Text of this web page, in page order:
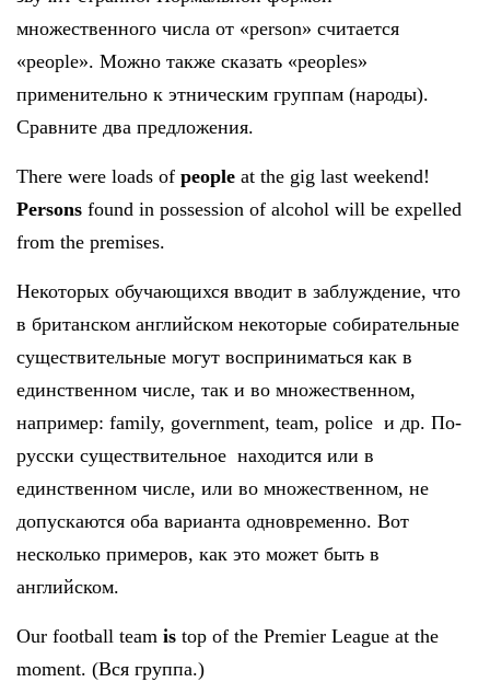
множественного числа от «person» считается
«people». Можно также сказать «peoples»
применительно к этническим группам (народы).
Сравните два предложения.
There were loads of people at the gig last weekend!
Persons found in possession of alcohol will be expelled
from the premises.
Некоторых обучающихся вводит в заблуждение, что
в британском английском некоторые собирательные
существительные могут восприниматься как в
единственном числе, так и во множественном,
например: family, government, team, police и др. По-
русски существительное находится или в
единственном числе, или во множественном, не
допускаются оба варианта одновременно. Вот
несколько примеров, как это может быть в
английском.
Our football team is top of the Premier League at the
moment. (Вся группа.)